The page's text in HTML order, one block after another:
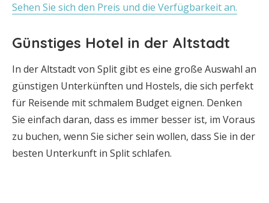
Sehen Sie sich den Preis und die Verfügbarkeit an.
Günstiges Hotel in der Altstadt
In der Altstadt von Split gibt es eine große Auswahl an
günstigen Unterkünften und Hostels, die sich perfekt
für Reisende mit schmalem Budget eignen. Denken
Sie einfach daran, dass es immer besser ist, im Voraus
zu buchen, wenn Sie sicher sein wollen, dass Sie in der
besten Unterkunft in Split schlafen.